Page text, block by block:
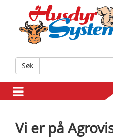
Søk
Vi er på